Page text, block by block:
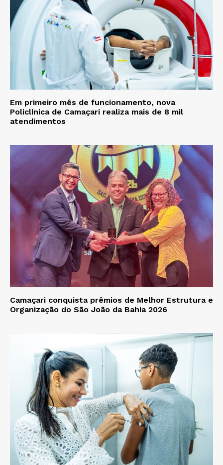
Em primeiro mês de funcionamento, nova
Policlínica de Camaçari realiza mais de 8 mil
atendimentos
Camaçari conquista prêmios de Melhor Estrutura e
Organização do São João da Bahia 2026